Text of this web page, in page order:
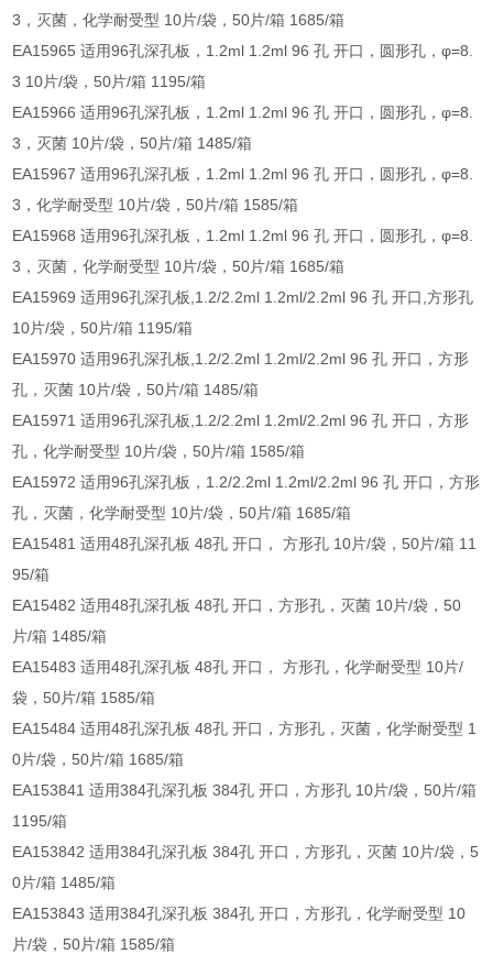
3，灭菌，化学耐受型 10片/袋，50片/箱 1685/箱
EA15965 适用96孔深孔板，1.2ml 1.2ml 96 孔 开口，圆形孔，φ=8.
3 10片/袋，50片/箱 1195/箱
EA15966 适用96孔深孔板，1.2ml 1.2ml 96 孔 开口，圆形孔，φ=8.
3，灭菌 10片/袋，50片/箱 1485/箱
EA15967 适用96孔深孔板，1.2ml 1.2ml 96 孔 开口，圆形孔，φ=8.
3，化学耐受型 10片/袋，50片/箱 1585/箱
EA15968 适用96孔深孔板，1.2ml 1.2ml 96 孔 开口，圆形孔，φ=8.
3，灭菌，化学耐受型 10片/袋，50片/箱 1685/箱
EA15969 适用96孔深孔板,1.2/2.2ml 1.2ml/2.2ml 96 孔 开口,方形孔
10片/袋，50片/箱 1195/箱
EA15970 适用96孔深孔板,1.2/2.2ml 1.2ml/2.2ml 96 孔 开口，方形
孔，灭菌 10片/袋，50片/箱 1485/箱
EA15971 适用96孔深孔板,1.2/2.2ml 1.2ml/2.2ml 96 孔 开口，方形
孔，化学耐受型 10片/袋，50片/箱 1585/箱
EA15972 适用96孔深孔板，1.2/2.2ml 1.2ml/2.2ml 96 孔 开口，方形
孔，灭菌，化学耐受型 10片/袋，50片/箱 1685/箱
EA15481 适用48孔深孔板 48孔 开口， 方形孔 10片/袋，50片/箱 11
95/箱
EA15482 适用48孔深孔板 48孔 开口，方形孔，灭菌 10片/袋，50
片/箱 1485/箱
EA15483 适用48孔深孔板 48孔 开口， 方形孔，化学耐受型 10片/
袋，50片/箱 1585/箱
EA15484 适用48孔深孔板 48孔 开口，方形孔，灭菌，化学耐受型 1
0片/袋，50片/箱 1685/箱
EA153841 适用384孔深孔板 384孔 开口，方形孔 10片/袋，50片/箱
1195/箱
EA153842 适用384孔深孔板 384孔 开口，方形孔，灭菌 10片/袋，5
0片/箱 1485/箱
EA153843 适用384孔深孔板 384孔 开口，方形孔，化学耐受型 10
片/袋，50片/箱 1585/箱